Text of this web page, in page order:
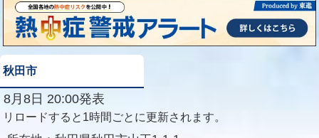
秋田市
8月8日 20:00発表
リロードすると1時間ごとに更新されます。